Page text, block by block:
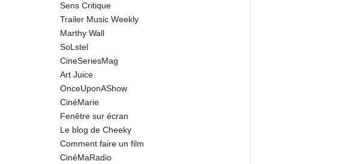
Sens Critique
Trailer Music Weekly
Marthy Wall
SoLstel
CineSeriesMag
Art Juice
OnceUponAShow
CinéMarie
Fenêtre sur écran
Le blog de Cheeky
Comment faire un film
CinéMaRadio